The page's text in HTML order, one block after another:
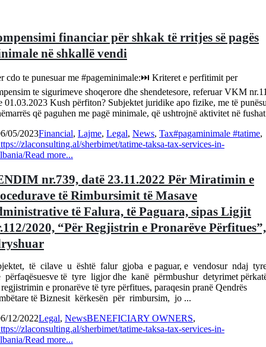
financiar për shkak të rritjes së pagës
në shkallë vendi
cdo te punesuar me #pageminimale:⏭ Kriteret e perfitimit per
te sigurimeve shoqerore dhe shendetesore, referuar VKM
01.03.2023 Kush përfiton? Subjektet juridike apo fizike, me të
që paguhen me pagë minimale, që ushtrojnë aktivitet në
05/2023Financial, Lajme, Legal, News, Tax#pagaminimale #tatime,
zlaconsulting.al/sherbimet/tatime-taksa-tax-services-in-
Read more...
nr.739, datë 23.11.2022 Për Miratimin e
të Rimbursimit të Masave
të Falura, të Paguara, sipas Ligjit
2020, “Për Regjistrin e Pronarëve
të cilave u është falur gjoba e paguar, e vendosur ndaj
përfaqësuesve të tyre ligjor dhe kanë përmbushur detyrimet
e pronarëve të tyre përfitues, paraqesin pranë Qendrës
të Biznesit kërkesën për rimbursim, jo ...
12/2022Legal, NewsBENEFICIARY OWNERS,
zlaconsulting.al/sherbimet/tatime-taksa-tax-services-in-
Read more...